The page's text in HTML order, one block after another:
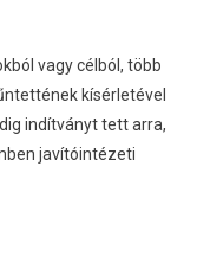
vagy célból, több
kísérletével
indítványt tett arra,
javítóintézeti